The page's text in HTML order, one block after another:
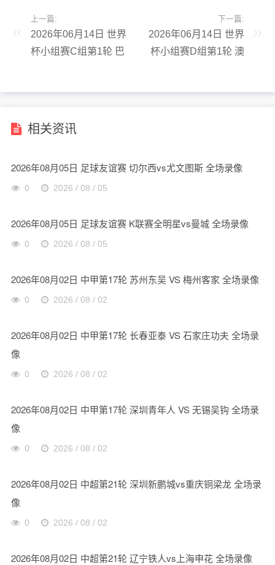
上一篇:
2026年06月14日 世界
杯小组赛C组第1轮 巴
下一篇:
2026年06月14日 世界
杯小组赛D组第1轮 澳
相关资讯
2026年08月05日 足球友谊赛 切尔西vs尤文图斯 全场录像
0 2026 / 08 / 05
2026年08月05日 足球友谊赛 K联赛全明星vs曼城 全场录像
0 2026 / 08 / 05
2026年08月02日 中甲第17轮 苏州东吴 VS 梅州客家 全场录像
0 2026 / 08 / 02
2026年08月02日 中甲第17轮 长春亚泰 VS 石家庄功夫 全场录
像
0 2026 / 08 / 02
2026年08月02日 中甲第17轮 深圳青年人 VS 无锡吴钩 全场录
像
0 2026 / 08 / 02
2026年08月02日 中超第21轮 深圳新鹏城vs重庆铜梁龙 全场录
像
0 2026 / 08 / 02
2026年08月02日 中超第21轮 辽宁铁人vs上海申花 全场录像